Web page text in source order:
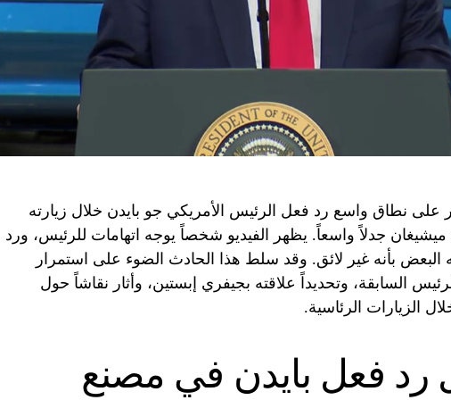
على نطاق واسع رد فعل الرئيس الأمريكي جو بايدن خلال زيارته
جدلاً واسعاً. يظهر الفيديو شخصاً يوجه اتهامات للرئيس، ورد
بأنه غير لائق. وقد سلط هذا الحادث الضوء على استمرار
السابقة، وتحديداً علاقته بجيفري إبستين، وأثار نقاشاً حول
الزيارات الرئاسية.
فعل بايدن في مصنع